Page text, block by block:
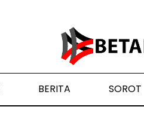
BERITA SOROT